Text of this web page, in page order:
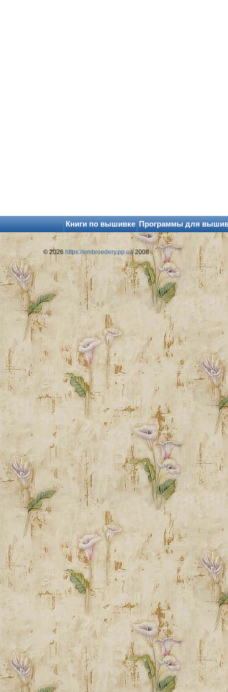
Книги по вышивке Программы для
© 2026 https://embroedery.pp.ua2008